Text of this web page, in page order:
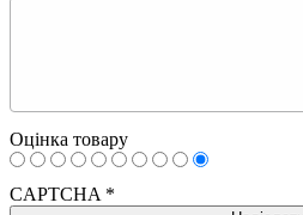
Оцінка товару
CAPTCHA *